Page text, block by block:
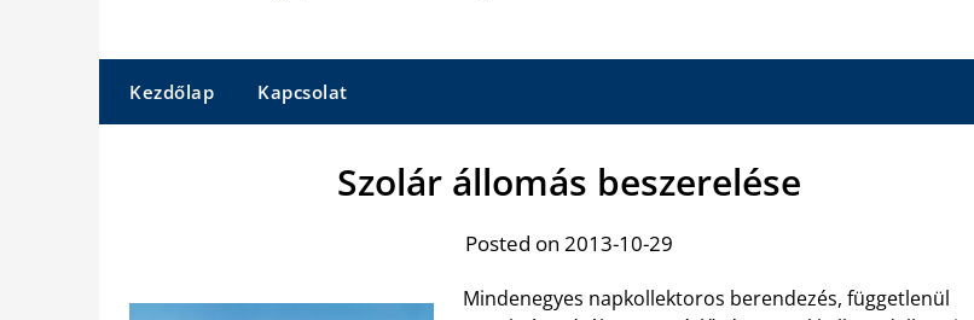
Kezdőlap Kapcsolat
Szolár állomás beszerelése
Posted on 2013-10-29
Mindenegyes napkollektoros berendezés, függetlenül